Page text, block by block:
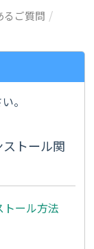
るご質問
。
トール関
ール方法